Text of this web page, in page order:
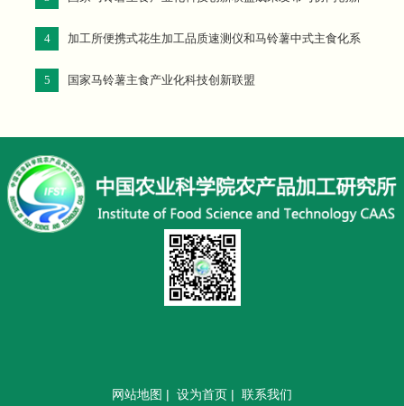
4
加工所便携式花生加工品质速测仪和马铃薯中式主食化系
获2019中国农业农村“十大新装备”“十大新产品”称号
5 国家马铃薯主食产业化科技创新联盟
网站地图 | 设为首页 | 联系我们